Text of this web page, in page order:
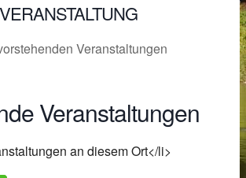
Veranstaltungen
Veranstaltungen
an diesem Ort</li>